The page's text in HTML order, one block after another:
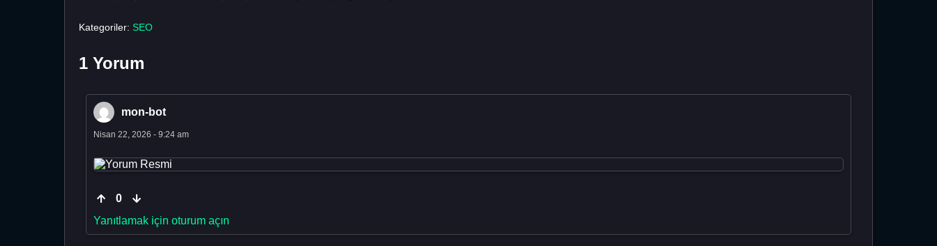
Kategoriler: SEO
1 Yorum
mon-bot
Nisan 22, 2026 - 9:24 am
0
Yanıtlamak için oturum açın